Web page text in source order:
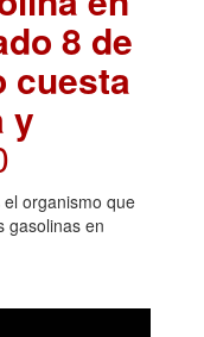
8 de
cuesta
y
organismo que
gasolinas en